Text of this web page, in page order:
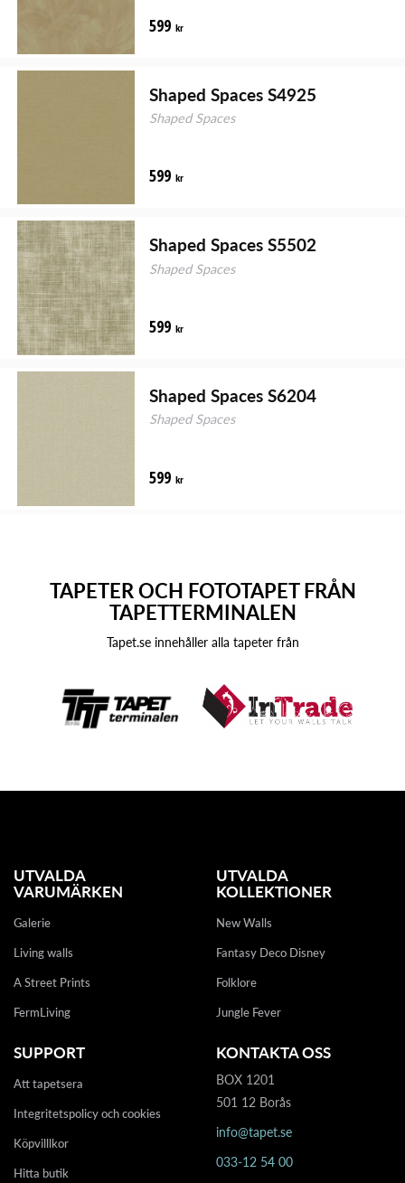
599 kr
Shaped Spaces S4925
Shaped Spaces
599 kr
Shaped Spaces S5502
Shaped Spaces
599 kr
Shaped Spaces S6204
Shaped Spaces
599 kr
TAPETER OCH FOTOTAPET FRÅN
TAPETTERMINALEN
Tapet.se innehåller alla tapeter från
UTVALDA
VARUMÄRKEN
Galerie
Living walls
A Street Prints
FermLiving
UTVALDA
KOLLEKTIONER
New Walls
Fantasy Deco Disney
Folklore
Jungle Fever
SUPPORT
Att tapetsera
Integritetspolicy och cookies
Köpvilllkor
Hitta butik
KONTAKTA OSS
BOX 1201
501 12 Borås
info@tapet.se
033-12 54 00